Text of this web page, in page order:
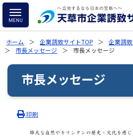
ホーム 企業誘致サイトTOP 企業誘致
市長メッセージ
市長メッセージ
市長メッセージ
印刷